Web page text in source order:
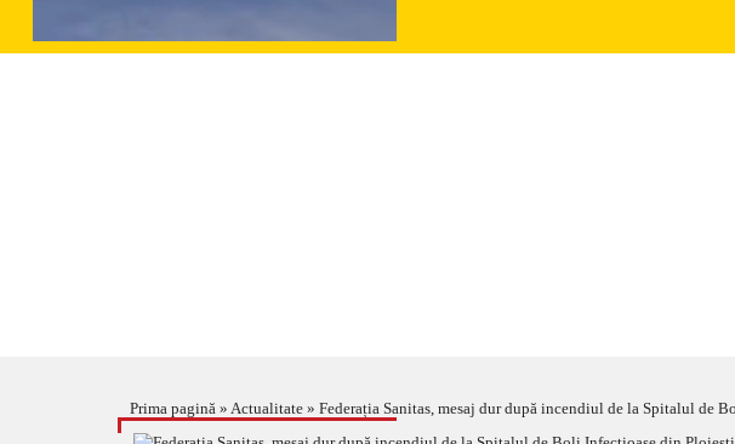
Prima pagină » Actualitate » Federația Sanitas, mesaj dur după incendiul de la Spitalul de